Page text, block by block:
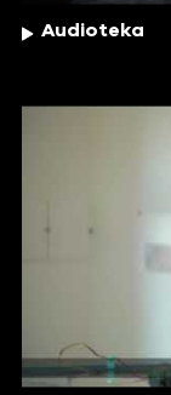
Audioteka